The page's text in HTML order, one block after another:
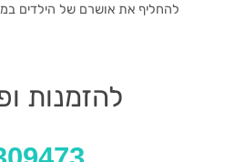
להחליף את אושרם של הילדים
להזמנות